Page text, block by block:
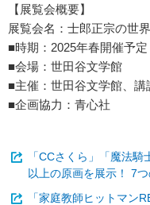
【展覧会概要】
展覧会名：士郎正宗の世
■時期：2025年春開催予定
■会場：世田谷文学館
■主催：世田谷文学館、講
■企画協力：青心社
「CCさくら」「魔法
以上の原画を展示！ 7
「家庭教師ヒットマン